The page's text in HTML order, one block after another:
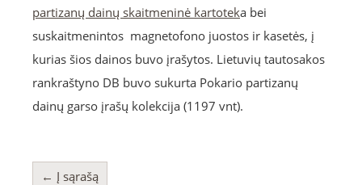
partizanų dainų skaitmeninė kartoteka bei
suskaitmenintos magnetofono juostos ir kasetės, į
kurias šios dainos buvo įrašytos. Lietuvių tautosakos
rankraštyno DB buvo sukurta Pokario partizanų
dainų garso įrašų kolekcija (1197 vnt).
← Į sąrašą